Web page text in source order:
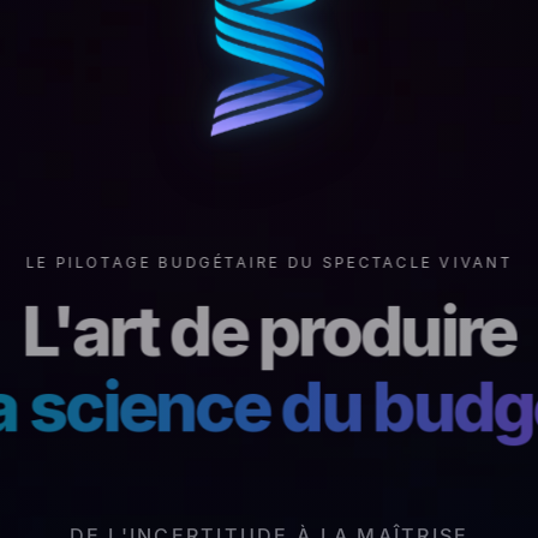
LE PILOTAGE BUDGÉTAIRE DU SPECTACLE VIVANT
L'art de produire
science du